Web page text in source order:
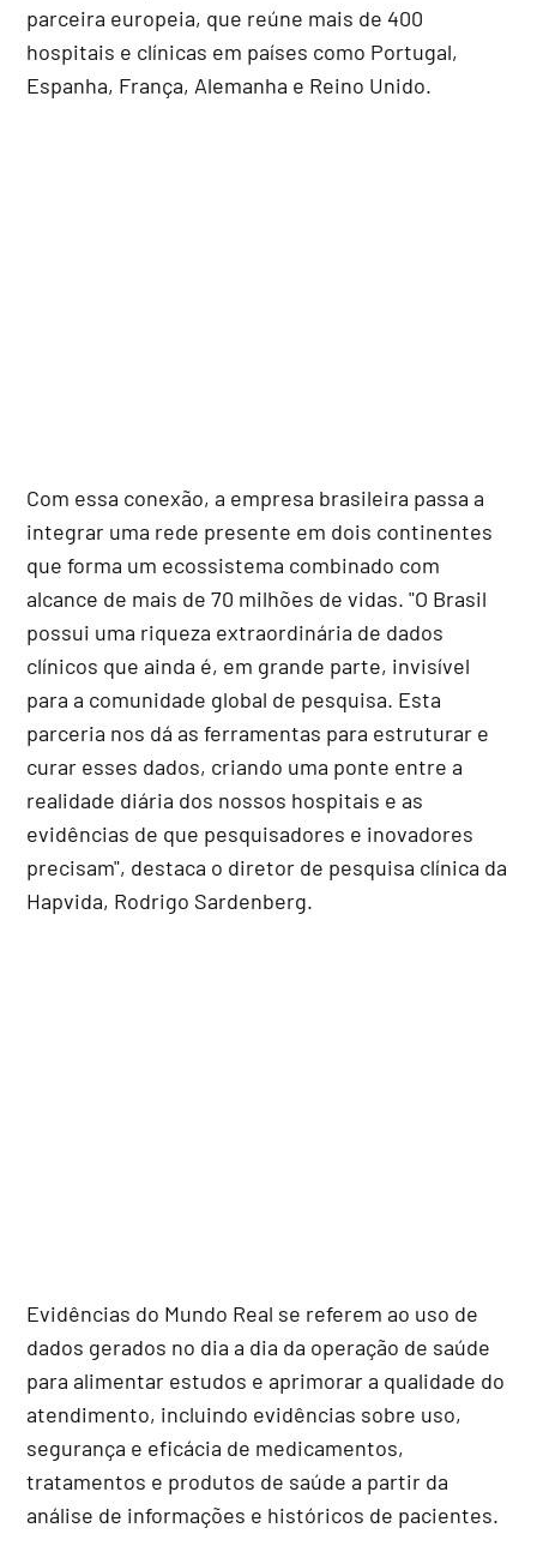
parceira europeia, que reúne mais de 400
hospitais e clínicas em países como Portugal,
Espanha, França, Alemanha e Reino Unido.
Com essa conexão, a empresa brasileira passa a
integrar uma rede presente em dois continentes
que forma um ecossistema combinado com
alcance de mais de 70 milhões de vidas. "O Brasil
possui uma riqueza extraordinária de dados
clínicos que ainda é, em grande parte, invisível
para a comunidade global de pesquisa. Esta
parceria nos dá as ferramentas para estruturar e
curar esses dados, criando uma ponte entre a
realidade diária dos nossos hospitais e as
evidências de que pesquisadores e inovadores
precisam", destaca o diretor de pesquisa clínica da
Hapvida, Rodrigo Sardenberg.
Evidências do Mundo Real se referem ao uso de
dados gerados no dia a dia da operação de saúde
para alimentar estudos e aprimorar a qualidade do
atendimento, incluindo evidências sobre uso,
segurança e eficácia de medicamentos,
tratamentos e produtos de saúde a partir da
análise de informações e históricos de pacientes.